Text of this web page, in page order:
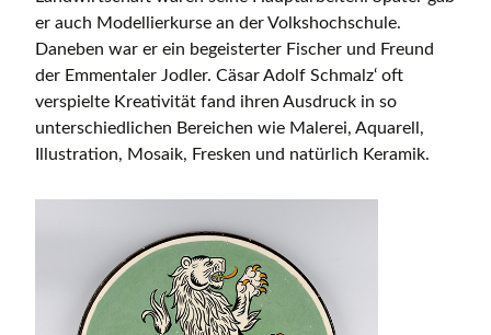
er auch Modellierkurse an der Volkshochschule.
Daneben war er ein begeisterter Fischer und Freund
der Emmentaler Jodler. Cäsar Adolf Schmalz‘ oft
verspielte Kreativität fand ihren Ausdruck in so
unterschiedlichen Bereichen wie Malerei, Aquarell,
Illustration, Mosaik, Fresken und natürlich Keramik.